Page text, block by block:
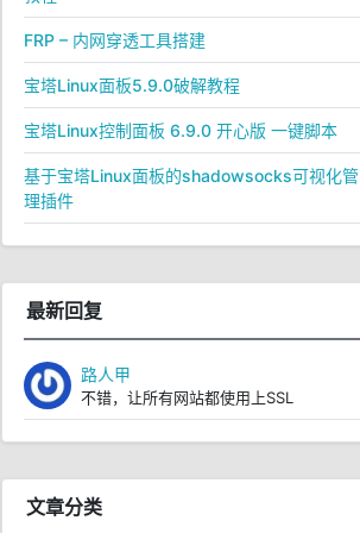
FRP – 内网穿透工具搭建
宝塔Linux面板5.9.0破解教程
宝塔Linux控制面板 6.9.0 开心版 一键脚本
基于宝塔Linux面板的shadowsocks可视化管
理插件
最新回复
路人甲
不错，让所有网站都使用上SSL
文章分类